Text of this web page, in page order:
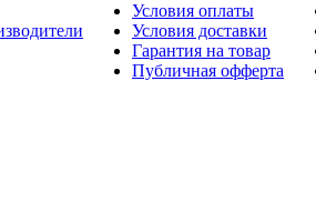
Условия оплаты
Условия доставки
Гарантия на товар
Публичная офферта